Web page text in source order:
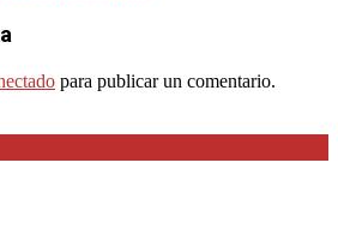
para publicar un comentario.